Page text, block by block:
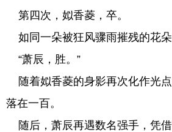
第四次，姒香菱，卒。
如同一朵被狂风骤雨摧残的花朵
“萧辰，胜。”
随着姒香菱的身影再次化作光
落在一百。
随后，萧辰再遇数名强手，凭